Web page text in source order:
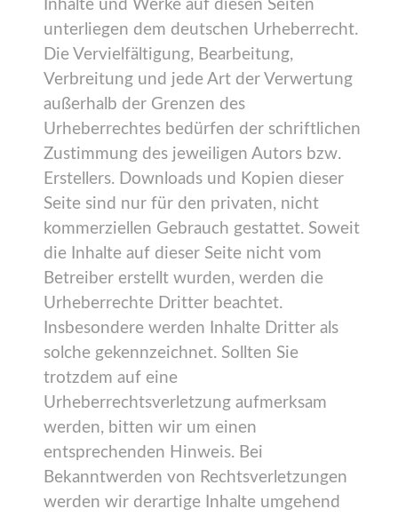
Inhalte und Werke auf diesen Seiten
unterliegen dem deutschen Urheberrecht.
Die Vervielfältigung, Bearbeitung,
Verbreitung und jede Art der Verwertung
außerhalb der Grenzen des
Urheberrechtes bedürfen der schriftlichen
Zustimmung des jeweiligen Autors bzw.
Erstellers. Downloads und Kopien dieser
Seite sind nur für den privaten, nicht
kommerziellen Gebrauch gestattet. Soweit
die Inhalte auf dieser Seite nicht vom
Betreiber erstellt wurden, werden die
Urheberrechte Dritter beachtet.
Insbesondere werden Inhalte Dritter als
solche gekennzeichnet. Sollten Sie
trotzdem auf eine
Urheberrechtsverletzung aufmerksam
werden, bitten wir um einen
entsprechenden Hinweis. Bei
Bekanntwerden von Rechtsverletzungen
werden wir derartige Inhalte umgehend